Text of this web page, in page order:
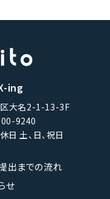
ing
大名2-1-13-3F
9240
土、日、祝日
出までの流れ
せ